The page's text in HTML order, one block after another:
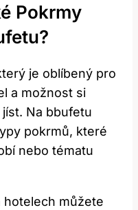
Pokrmy
je oblíbený pro
a možnost si
Na bbufetu
pokrmů, které
nebo tématu
hotelech můžete